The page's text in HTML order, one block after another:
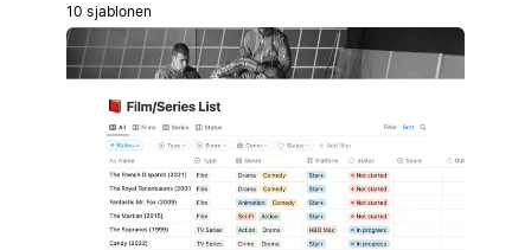
10 sjablonen